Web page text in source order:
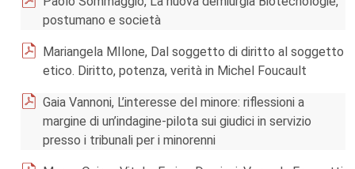
postumano e società
Mariangela MIlone, Dal soggetto di diritto al soggetto
etico. Diritto, potenza, verità in Michel Foucault
Gaia Vannoni, L’interesse del minore: riflessioni a
margine di un’indagine-pilota sui giudici in servizio
presso i tribunali per i minorenni